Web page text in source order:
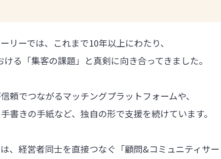
リーでは、これまで10年以上にわたり、
る「集客の課題」と真剣に向き合ってきました。
頼でつながるマッチングプラットフォームや、
書きの手紙など、独自の形で支援を続けています。
、経営者同士を直接つなぐ「顧問&コミュニティサ